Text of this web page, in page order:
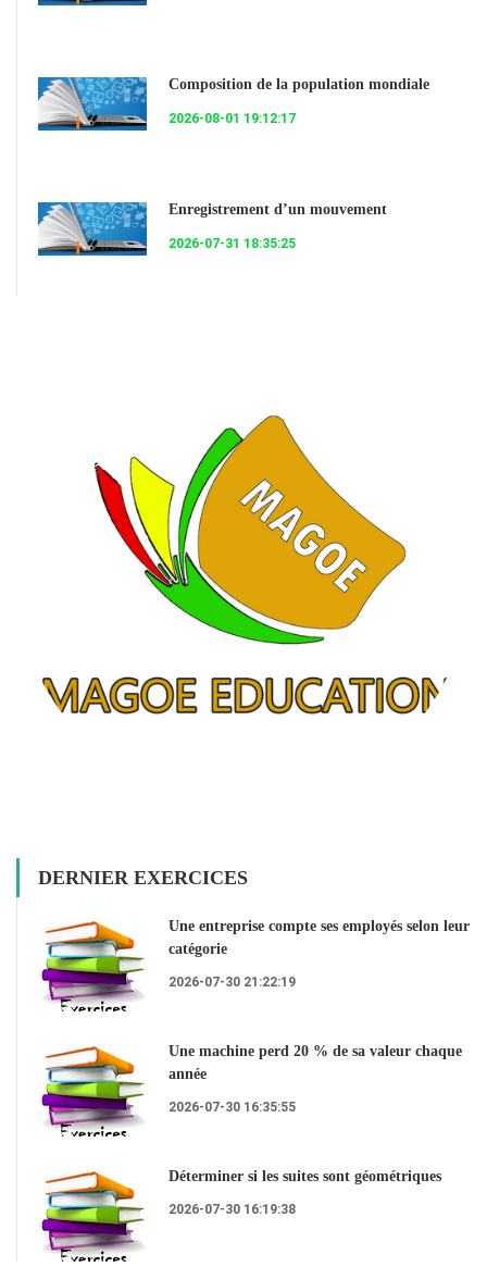
Composition de la population mondiale
2026-08-01 19:12:17
Enregistrement d’un mouvement
2026-07-31 18:35:25
DERNIER EXERCICES
Une entreprise compte ses employés selon leur
catégorie
2026-07-30 21:22:19
Une machine perd 20 % de sa valeur chaque
année
2026-07-30 16:35:55
Déterminer si les suites sont géométriques
2026-07-30 16:19:38